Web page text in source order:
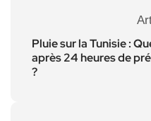
Pluie sur la Tunisie :
après 24 heures de
?